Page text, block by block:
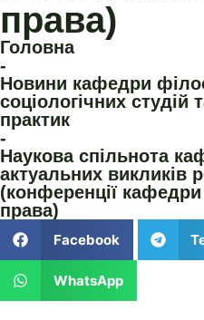
права)
Головна
-
Новини кафедри
соціологічних студій
практик
-
Наукова спільнота
актуальних викликів
(конференції кафедри
права)
Facebook
WhatsApp